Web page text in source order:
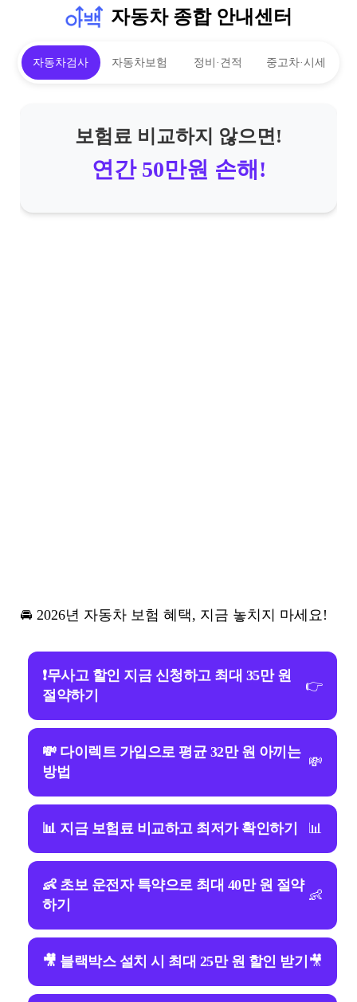
자동차 종합 안내센터
자동차검사 자동차보험 정비·견적 중고차·시세
보험료 비교하지 않으면!
연간 50만원 손해!
🚘 2026년 자동차 보험 혜택, 지금 놓치지 마세요!
❗무사고 할인 지금 신청하고 최대 35만 원
절약하기
👉
💸 다이렉트 가입으로 평균 32만 원 아끼는
방법
💸
📊 지금 보험료 비교하고 최저가 확인하기 📊
👶 초보 운전자 특약으로 최대 40만 원 절약
하기
👶
🎥 블랙박스 설치 시 최대 25만 원 할인 받기 🎥